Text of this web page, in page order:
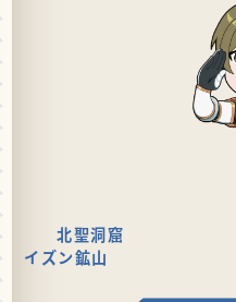
北聖洞窟
イズン鉱山